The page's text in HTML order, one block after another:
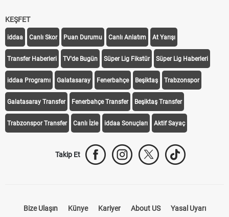
KEŞFET
iddaa Canlı Skor Puan Durumu Canlı Anlatım At Yarışı
Transfer Haberleri TV'de Bugün Süper Lig Fikstür Süper Lig Haberleri
iddaa Programı Galatasaray Fenerbahçe Beşiktaş Trabzonspor
Galatasaray Transfer Fenerbahçe Transfer Beşiktaş Transfer
Trabzonspor Transfer Canlı İzle iddaa Sonuçları Aktif Sayaç